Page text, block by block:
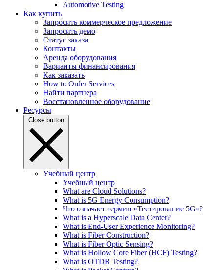
Automotive Testing
Как купить
Запросить коммерческое предложение
Запросить демо
Статус заказа
Контакты
Аренда оборудования
Варианты финансирования
Как заказать
How to Order Services
Найти партнера
Восстановленное оборудование
Ресурсы
Close button
Учебный центр
Учебный центр
What are Cloud Solutions?
What is 5G Energy Consumption?
Что означает термин «Тестирование 5G»?
What is a Hyperscale Data Center?
What is End-User Experience Monitoring?
What is Fiber Construction?
What is Fiber Optic Sensing?
What is Hollow Core Fiber (HCF) Testing?
What is OTDR Testing?